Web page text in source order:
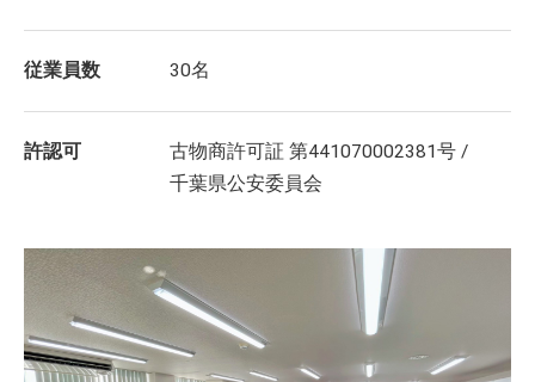
従業員数 30名
許認可
古物商許可証 第441070002381号 /
千葉県公安委員会